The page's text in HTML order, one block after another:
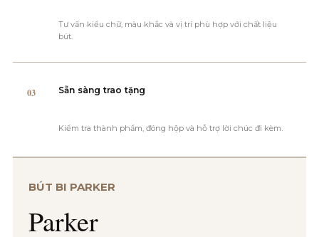
Tư vấn kiểu chữ, màu khắc và vị trí phù hợp với chất liệu
bút.
03 Sẵn sàng trao tặng
Kiểm tra thành phẩm, đóng hộp và hỗ trợ lời chúc đi kèm.
BÚT BI PARKER
Parker